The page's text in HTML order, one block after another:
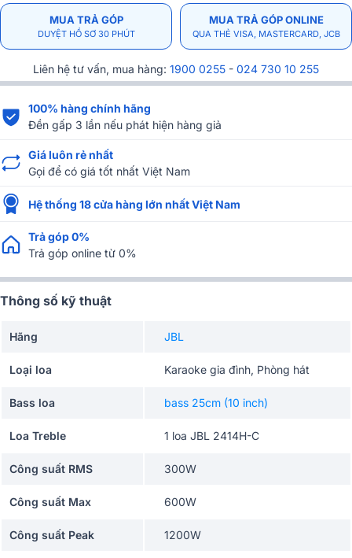
MUA TRẢ GÓP
DUYỆT HỒ SƠ 30 PHÚT
MUA TRẢ GÓP ONLINE
QUA THẺ VISA, MASTERCARD, JCB
Liên hệ tư vấn, mua hàng: 1900 0255 - 024 730 10 255
100% hàng chính hãng
Đền gấp 3 lần nếu phát hiện hàng giả
Giá luôn rẻ nhất
Gọi để có giá tốt nhất Việt Nam
Hệ thống 18 cửa hàng lớn nhất Việt Nam
Trả góp 0%
Trả góp online từ 0%
Thông số kỹ thuật
Hãng JBL
Loại loa Karaoke gia đình, Phòng hát
Bass loa bass 25cm (10 inch)
Loa Treble 1 loa JBL 2414H-C
Công suất RMS 300W
Công suất Max 600W
Công suất Peak 1200W